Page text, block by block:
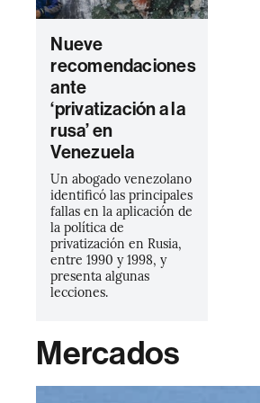
Nueve
recomendaciones
ante
‘privatización a la
rusa’ en
Venezuela
Un abogado venezolano
identificó las principales
fallas en la aplicación de
la política de
privatización en Rusia,
entre 1990 y 1998, y
presenta algunas
lecciones.
Mercados